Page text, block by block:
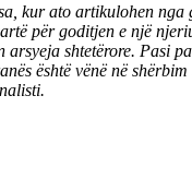
kur ato artikulohen nga
për goditjen e një
shtetërore. Pasi
është vënë në